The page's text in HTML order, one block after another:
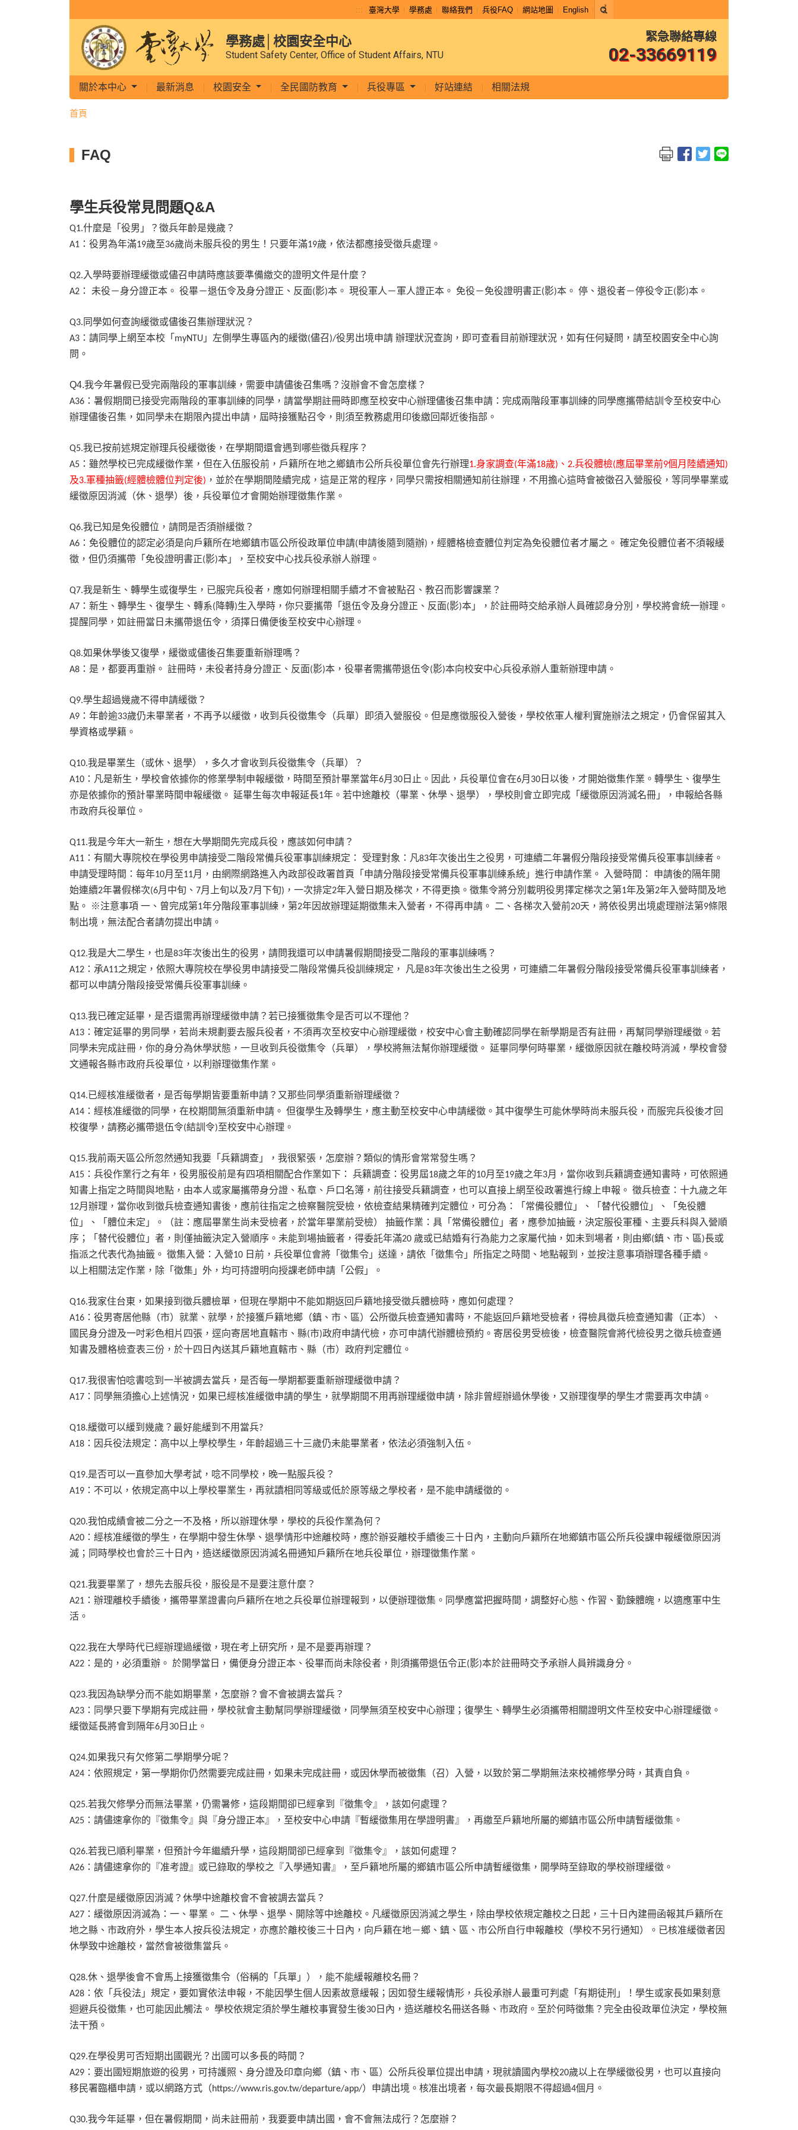
::: 臺灣大學 學務處 聯絡我們 兵役FAQ 網站地圖 English
學務處│校園安全中心
Student Safety Center, Office of Student Affairs, NTU
緊急聯絡專線
02-33669119
關於本中心 最新消息 校園安全 全民國防教育 兵役專區 好站連結 相關法規
首頁
FAQ
學生兵役常見問題Q&A
Q1.什麼是「役男」？徵兵年齡是幾歲？
A1 ：役男為年滿19歲至36歲尚未服兵役的男生！只要年滿19歲，依法都應接受徵兵處理。
Q2. 入學時要辦理緩徵或儘召申請時應該要準備繳交的證明文件是什麼？
A2 ： 未役－身分證正本。 役畢－退伍令及身分證正、反面(影)本。 現役軍人－軍人證正本。 免役－免役證明書正(影)本。 停、退役者－停役令正(影)本。
Q3. 同學如何查詢緩徵或儘後召集辦理狀況？
A3 ：請同學上網至本校「 myNTU 」左側學生專區內的緩徵(儘召)/役男出境申請 辦理狀況查詢，即可查看目前辦理狀況，如有任何疑問，請至校園安全中心詢
問。
Q4.我今年暑假已受完兩階段的軍事訓練，需要申請儘後召集嗎？沒辦會不會怎麼樣？
A36 ：暑假期間已接受完兩階段的軍事訓練的同學，請當學期註冊時即應至校安中心辦理儘後召集申請：完成兩階段軍事訓練的同學應攜帶結訓令至校安中心
辦理儘後召集，如同學未在期限內提出申請，屆時接獲點召令，則須至教務處用印後繳回鄰近後指部。
Q5.我已按前述規定辦理兵役緩徵後，在學期間還會遇到哪些徵兵程序？
A5 ：雖然學校已完成緩徵作業，但在入伍服役前，戶籍所在地之鄉鎮市公所兵役單位會先行辦理1.身家調查(年滿18歲) 、 2.兵役體檢(應屆畢業前9個月陸續通知)
及3.軍種抽籤(經體檢體位判定後) ，並於在學期間陸續完成，這是正常的程序，同學只需按相關通知前往辦理，不用擔心這時會被徵召入營服役，等同學畢業或
緩徵原因消滅（休、退學）後，兵役單位才會開始辦理徵集作業。
Q6.我已知是免役體位，請問是否須辦緩徵？
A6 ：免役體位的認定必須是向戶籍所在地鄉鎮市區公所役政單位申請(申請後隨到隨辦) ，經體格檢查體位判定為免役體位者才屬之。 確定免役體位者不須報緩
徵，但仍須攜帶「免役證明書正(影)本」，至校安中心找兵役承辦人辦理。
Q7.我是新生、轉學生或復學生，已服完兵役者，應如何辦理相關手續才不會被點召、教召而影響課業？
A7 ：新生、轉學生、復學生、轉系( 降轉)生入學時，你只要攜帶「退伍令及身分證正、反面(影)本」，於註冊時交給承辦人員確認身分別，學校將會統一辦理。
提醒同學，如註冊當日未攜帶退伍令，須擇日備便後至校安中心辦理。
Q8.如果休學後又復學，緩徵或儘後召集要重新辦理嗎？
A8 ：是，都要再重辦。 註冊時，未役者持身分證正、反面(影)本，役畢者需攜帶退伍令(影)本向校安中心兵役承辦人重新辦理申請。
Q9.學生超過幾歲不得申請緩徵？
A9 ：年齡逾33歲仍未畢業者，不再予以緩徵，收到兵役徵集令（兵單）即須入營服役。但是應徵服役入營後，學校依軍人權利實施辦法之規定，仍會保留其入
學資格或學籍。
Q10.我是畢業生（或休、退學），多久才會收到兵役徵集令（兵單）？
A10 ：凡是新生，學校會依據你的修業學制申報緩徵，時間至預計畢業當年6月 30 日止。因此，兵役單位會在6月 30 日以後，才開始徵集作業。轉學生、復學生
亦是依據你的預計畢業時間申報緩徵。 延畢生每次申報延長1年。若中途離校（畢業、休學、退學），學校則會立即完成「緩徵原因消滅名冊」，申報給各縣
市政府兵役單位。
Q11.我是今年大一新生，想在大學期間先完成兵役，應該如何申請？
A11 ：有關大專院校在學役男申請接受二階段常備兵役軍事訓練規定： 受理對象：凡83年次後出生之役男，可連續二年暑假分階段接受常備兵役軍事訓練者。
申請受理時間：每年10月至11月，由網際網路進入內政部役政署首頁「申請分階段接受常備兵役軍事訓練系統」進行申請作業。 入營時間：
申請後的隔年開
始連續2年暑假梯次(6月中旬、 7月上旬以及7月下旬) ，一次排定2年入營日期及梯次，不得更換。徵集令將分別載明役男擇定梯次之第1年及第2年入營時間及地
點。
※注意事項 一、曾完成第1年分階段軍事訓練，第2年因故辦理延期徵集未入營者，不得再申請。 二、各梯次入營前20天，將依役男出境處理辦法第9條限
制出境，無法配合者請勿提出申請。
Q12.我是大二學生，也是83年次後出生的役男，請問我還可以申請暑假期間接受二階段的軍事訓練嗎？
A12 ：承A11之規定，依照大專院校在學役男申請接受二階段常備兵役訓練規定， 凡是83年次後出生之役男，可連續二年暑假分階段接受常備兵役軍事訓練者，
都可以申請分階段接受常備兵役軍事訓練。
Q13.我已確定延畢，是否還需再辦理緩徵申請？若已接獲徵集令是否可以不理他？
A13 ：確定延畢的男同學，若尚未規劃要去服兵役者，不須再次至校安中心辦理緩徵，校安中心會主動確認同學在新學期是否有註冊，再幫同學辦理緩徵。若
同學未完成註冊，你的身分為休學狀態，一旦收到兵役徵集令（兵單），學校將無法幫你辦理緩徵。 延畢同學何時畢業，緩徵原因就在離校時消滅，學校會發
文通報各縣市政府兵役單位，以利辦理徵集作業。
Q14.已經核准緩徵者，是否每學期皆要重新申請？又那些同學須重新辦理緩徵？
A14 ：經核准緩徵的同學，在校期間無須重新申請。 但復學生及轉學生，應主動至校安中心申請緩徵。其中復學生可能休學時尚未服兵役，而服完兵役後才回
校復學，請務必攜帶退伍令(結訓令)至校安中心辦理。
Q15.我前兩天區公所忽然通知我要「兵籍調查」，我很緊張，怎麼辦？類似的情形會常常發生嗎？
A15 ：兵役作業行之有年，役男服役前是有四項相關配合作業如下： 兵籍調查：役男屆18歲之年的10月至19歲之年3月，當你收到兵籍調查通知書時，可依照通
知書上指定之時間與地點，由本人或家屬攜帶身分證、私章、戶口名簿，前往接受兵籍調查，也可以直接上網至役政署進行線上申報。 徵兵檢查：十九歲之年
12月辦理，當你收到徵兵檢查通知書後，應前往指定之檢察醫院受檢，依檢查結果精確判定體位，可分為：「常備役體位」、「替代役體位」、「免役體
位」、「體位未定」。（註：應屆畢業生尚未受檢者，於當年畢業前受檢）
抽籤作業：具「常備役體位」者，應參加抽籤，決定服役軍種、主要兵科與入營順
序；「替代役體位」者，則僅抽籤決定入營順序。未能到場抽籤者，得委託年滿20 歲或已結婚有行為能力之家屬代抽，如未到場者，則由鄉(鎮、市、區)長或
指派之代表代為抽籤。 徵集入營：入營10 日前，兵役單位會將「徵集令」送達，請依「徵集令」所指定之時間、地點報到，並按注意事項辦理各種手續。
以上相關法定作業，除「徵集」外，均可持證明向授課老師申請「公假」。
Q16.我家住台東，如果接到徵兵體檢單，但現在學期中不能如期返回戶籍地接受徵兵體檢時，應如何處理？
A16 ：役男寄居他縣（市）就業、就學，於接獲戶籍地鄉（鎮、市、區）公所徵兵檢查通知書時，不能返回戶籍地受檢者，得檢具徵兵檢查通知書（正本）、
國民身分證及一吋彩色相片四張，逕向寄居地直轄市、縣(市)政府申請代檢，亦可申請代辦體檢預約。寄居役男受檢後，檢查醫院會將代檢役男之徵兵檢查通
知書及體格檢查表三份，於十四日內送其戶籍地直轄市、縣（市）政府判定體位。
Q17.我很害怕唸書唸到一半被調去當兵，是否每一學期都要重新辦理緩徵申請？
A17 ：同學無須擔心上述情況，如果已經核准緩徵申請的學生，就學期間不用再辦理緩徵申請，除非曾經辦過休學後，又辦理復學的學生才需要再次申請。
Q18.緩徵可以緩到幾歲？最好能緩到不用當兵?
A18 ：因兵役法規定：高中以上學校學生，年齡超過三十三歲仍未能畢業者，依法必須強制入伍。
Q19.是否可以一直參加大學考試，唸不同學校，晚一點服兵役？
A19 ：不可以，依規定高中以上學校畢業生，再就讀相同等級或低於原等級之學校者，是不能申請緩徵的。
Q20.我怕成績會被二分之一不及格，所以辦理休學，學校的兵役作業為何？
A20 ：經核准緩徵的學生，在學期中發生休學、退學情形中途離校時，應於辦妥離校手續後三十日內，主動向戶籍所在地鄉鎮市區公所兵役課申報緩徵原因消
滅；同時學校也會於三十日內，造送緩徵原因消滅名冊通知戶籍所在地兵役單位，辦理徵集作業。
Q21.我要畢業了，想先去服兵役，服役是不是要注意什麼？
A21 ：辦理離校手續後，攜帶畢業證書向戶籍所在地之兵役單位辦理報到，以便辦理徵集。同學應當把握時間，調整好心態、作習、勤鍊體魄，以適應軍中生
活。
Q22.我在大學時代已經辦理過緩徵，現在考上研究所，是不是要再辦理？
A22 ：是的，必須重辦。 於開學當日，備便身分證正本、役畢而尚未除役者，則須攜帶退伍令正(影)本於註冊時交予承辦人員辨識身分。
Q23.我因為缺學分而不能如期畢業，怎麼辦？會不會被調去當兵？
A23 ：同學只要下學期有完成註冊，學校就會主動幫同學辦理緩徵，同學無須至校安中心辦理；復學生、轉學生必須攜帶相關證明文件至校安中心辦理緩徵。
緩徵延長將會到隔年6月 30 日止。
Q24.如果我只有欠修第二學期學分呢？
A24 ：依照規定，第一學期你仍然需要完成註冊，如果未完成註冊，或因休學而被徵集（召）入營，以致於第二學期無法來校補修學分時，其責自負。
Q25.若我欠修學分而無法畢業，仍需暑修，這段期間卻已經拿到『徵集令』，該如何處理？
A25 ：請儘速拿你的『徵集令』與『身分證正本』，至校安中心申請『暫緩徵集用在學證明書』，再繳至戶籍地所屬的鄉鎮市區公所申請暫緩徵集。
Q26.若我已順利畢業，但預計今年繼續升學，這段期間卻已經拿到『徵集令』，該如何處理？
A26 ：請儘速拿你的『准考證』或已錄取的學校之『入學通知書』，至戶籍地所屬的鄉鎮市區公所申請暫緩徵集，開學時至錄取的學校辦理緩徵。
Q27.什麼是緩徵原因消滅？休學中途離校會不會被調去當兵？
A27 ：緩徵原因消滅為：一、畢業。 二、休學、退學、開除等中途離校。凡緩徵原因消滅之學生，除由學校依規定離校之日起，三十日內建冊函報其戶籍所在
地之縣、市政府外，學生本人按兵役法規定，亦應於離校後三十日內，向戶籍在地－鄉、鎮、區、市公所自行申報離校（學校不另行通知）。已核准緩徵者因
休學致中途離校，當然會被徵集當兵。
Q28.休、退學後會不會馬上接獲徵集令（俗稱的「兵單」），能不能緩報離校名冊？
A28 ：依「兵役法」規定，要如實依法申報，不能因學生個人因素故意緩報；因如發生緩報情形，兵役承辦人最重可判處「有期徒刑」！學生或家長如果刻意
迴避兵役徵集，也可能因此觸法。 學校依規定須於學生離校事實發生後30 日內，造送離校名冊送各縣、市政府。至於何時徵集？完全由役政單位決定，學校無
法干預。
Q29.在學役男可否短期出國觀光？出國可以多長的時間？
A29 ：要出國短期旅遊的役男，可持護照、身分證及印章向鄉（鎮、市、區）公所兵役單位提出申請，現就讀國內學校20歲以上在學緩徵役男，也可以直接向
移民署臨櫃申請，或以網路方式（https://www.ris.gov.tw/departure/app/）申請出境。核准出境者，每次最長期限不得超過4個月。
Q30.我今年延畢，但在暑假期間，尚未註冊前，我要要申請出國，會不會無法成行？怎麼辦？